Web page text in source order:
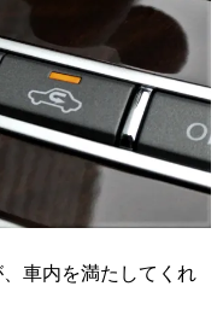
車内を満たしてくれ